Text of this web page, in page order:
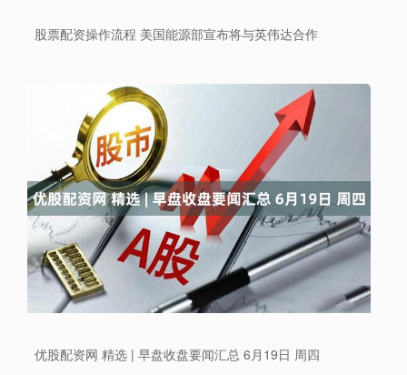
股票配资操作流程 美国能源部宣布将与英伟达合作
优股配资网 精选 | 早盘收盘要闻汇总 6月19日 周四